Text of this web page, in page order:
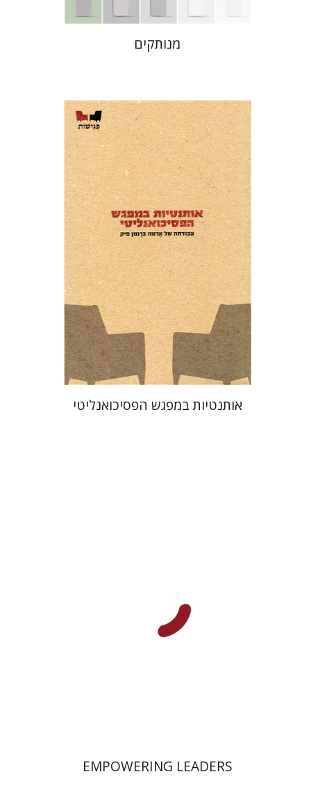
מנותקים
נעמי שביט מ. פחרי דייווידס
הנחת אתר ספר מודפס
$35
$32
אותנטיות במפגש הפסיכואנליטי
EMPOWERING LEADERS